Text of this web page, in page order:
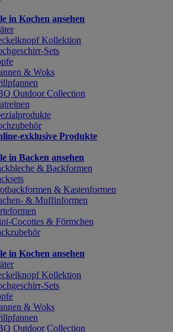
in Kochen ansehen
Kollektion
Sets
& Woks
Outdoor Collection
exklusive Produkte
in Backen ansehen
& Backformen
& Kastenformen
& Muffinformen
Cocottes & Förmchen
in Kochen ansehen
Kollektion
Sets
& Woks
Outdoor Collection